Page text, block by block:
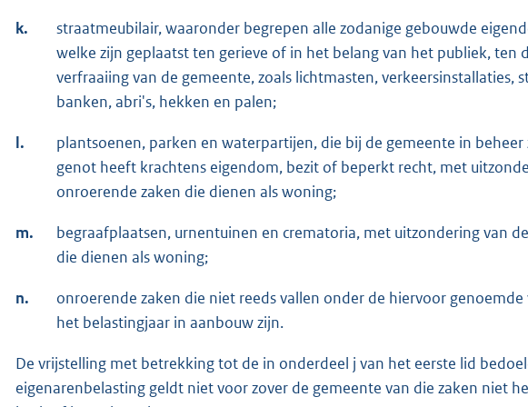
k.
straatmeubilair, waaronder begrepen alle zodanige gebouwde
welke zijn geplaatst ten gerieve of in het belang van het publiek, ten
verfraaiing van de gemeente, zoals lichtmasten,
banken, abri's, hekken en palen;
l.
plantsoenen, parken en waterpartijen, die bij de gemeente in
genot heeft krachtens eigendom, bezit of beperkt recht, met
onroerende zaken die dienen als woning;
m.
begraafplaatsen, urnentuinen en crematoria, met uitzondering van
die dienen als woning;
n.
onroerende zaken die niet reeds vallen onder de hiervoor
het belastingjaar in aanbouw zijn.
De vrijstelling met betrekking tot de in onderdeel j van het eerste lid
eigenarenbelasting geldt niet voor zover de gemeente van die zaken niet